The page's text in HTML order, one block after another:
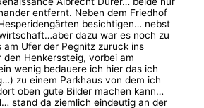
entfernt. Neben dem Friedhof
besichtigen… nebst
dazu war es noch zu
Ufer der Pegnitz zurück ins
Henkerssteig, vorbei am
wenig bedauere ich hier das ich
zu einem Parkhaus von dem ich
oben gute Bilder machen kann…
stand da ziemlich eindeutig an der